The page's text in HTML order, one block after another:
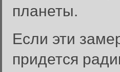
планеты.
Если эти
придется
Вход в систему
Введите имя